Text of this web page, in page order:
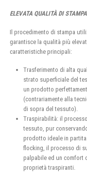
ELEVATA QUALITÀ DI
Il procedimento di stampa
garantisce la qualità più
caratteristiche principali:
Trasferimento di alta
strato superficiale del
un prodotto
(contrariamente alla
di sopra del tessuto).
Traspirabilità: il
tessuto, pur
prodotto ideale in
flocking, il processo di
palpabile ed un comfort
proprietà traspiranti.